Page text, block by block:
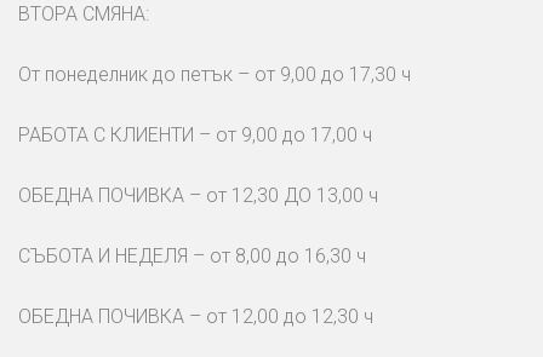
ВТОРА СМЯНА:
От понеделник до петък – от 9,00 до 17,30 ч
РАБОТА С КЛИЕНТИ – от 9,00 до 17,00 ч
ОБЕДНА ПОЧИВКА – от 12,30 ДО 13,00 ч
СЪБОТА И НЕДЕЛЯ – от 8,00 до 16,30 ч
ОБЕДНА ПОЧИВКА – от 12,00 до 12,30 ч